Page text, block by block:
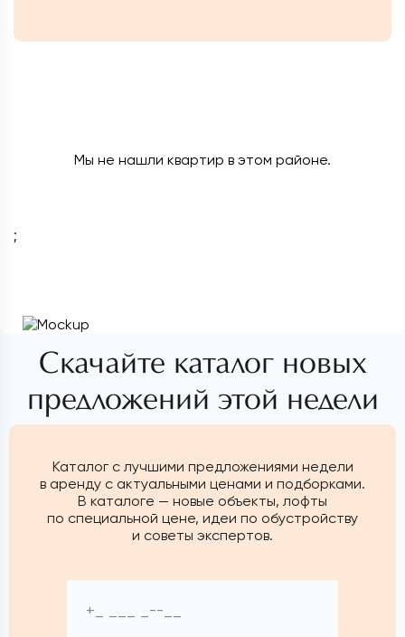
Мы не нашли квартир в этом районе.
;
Скачайте каталог новых
предложений этой недели
Каталог с лучшими предложениями недели
в аренду с актуальными ценами и подборками.
В каталоге — новые объекты, лофты
по специальной цене, идеи по обустройству
и советы экспертов.